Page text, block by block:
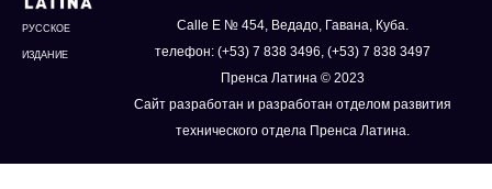
РУССКОЕ
ИЗДАНИЕ
Calle E № 454, Ведадо, Гавана, Куба.
телефон: (+53) 7 838 3496, (+53) 7 838 3497
Пренса Латина © 2023
Сайт разработан и разработан отделом развития
технического отдела Пренса Латина.